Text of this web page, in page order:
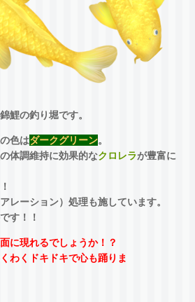
鯉の釣り堀です。
色はダークグリーン。
体調維持に効果的なクロレラが豊富に
レーション）処理も施しています。
す！！
に現れるでしょうか！？
わくドキドキで心も踊りま